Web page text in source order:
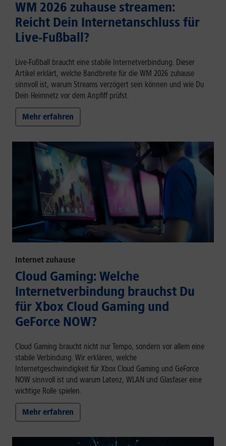
WM 2026 zuhause streamen:
Reicht Dein Internetanschluss für
Live-Fußball?
Live-Fußball braucht eine stabile Internetverbindung. Dieser
Artikel erklärt, welche Bandbreite für die WM 2026 zuhause
sinnvoll ist, warum Streams verzögert sein können und wie Du
Dein Heimnetz vor dem Anpfiff prüfst.
Mehr erfahren
Internet zuhause
Cloud Gaming: Welche
Internetverbindung brauchst Du
für Xbox Cloud Gaming und
GeForce NOW?
Cloud Gaming braucht nicht nur Tempo, sondern vor allem eine
stabile Verbindung. Wir erklären, welche
Internetgeschwindigkeit für Xbox Cloud Gaming und GeForce
NOW sinnvoll ist und warum Latenz, WLAN und Glasfaser eine
wichtige Rolle spielen.
Mehr erfahren